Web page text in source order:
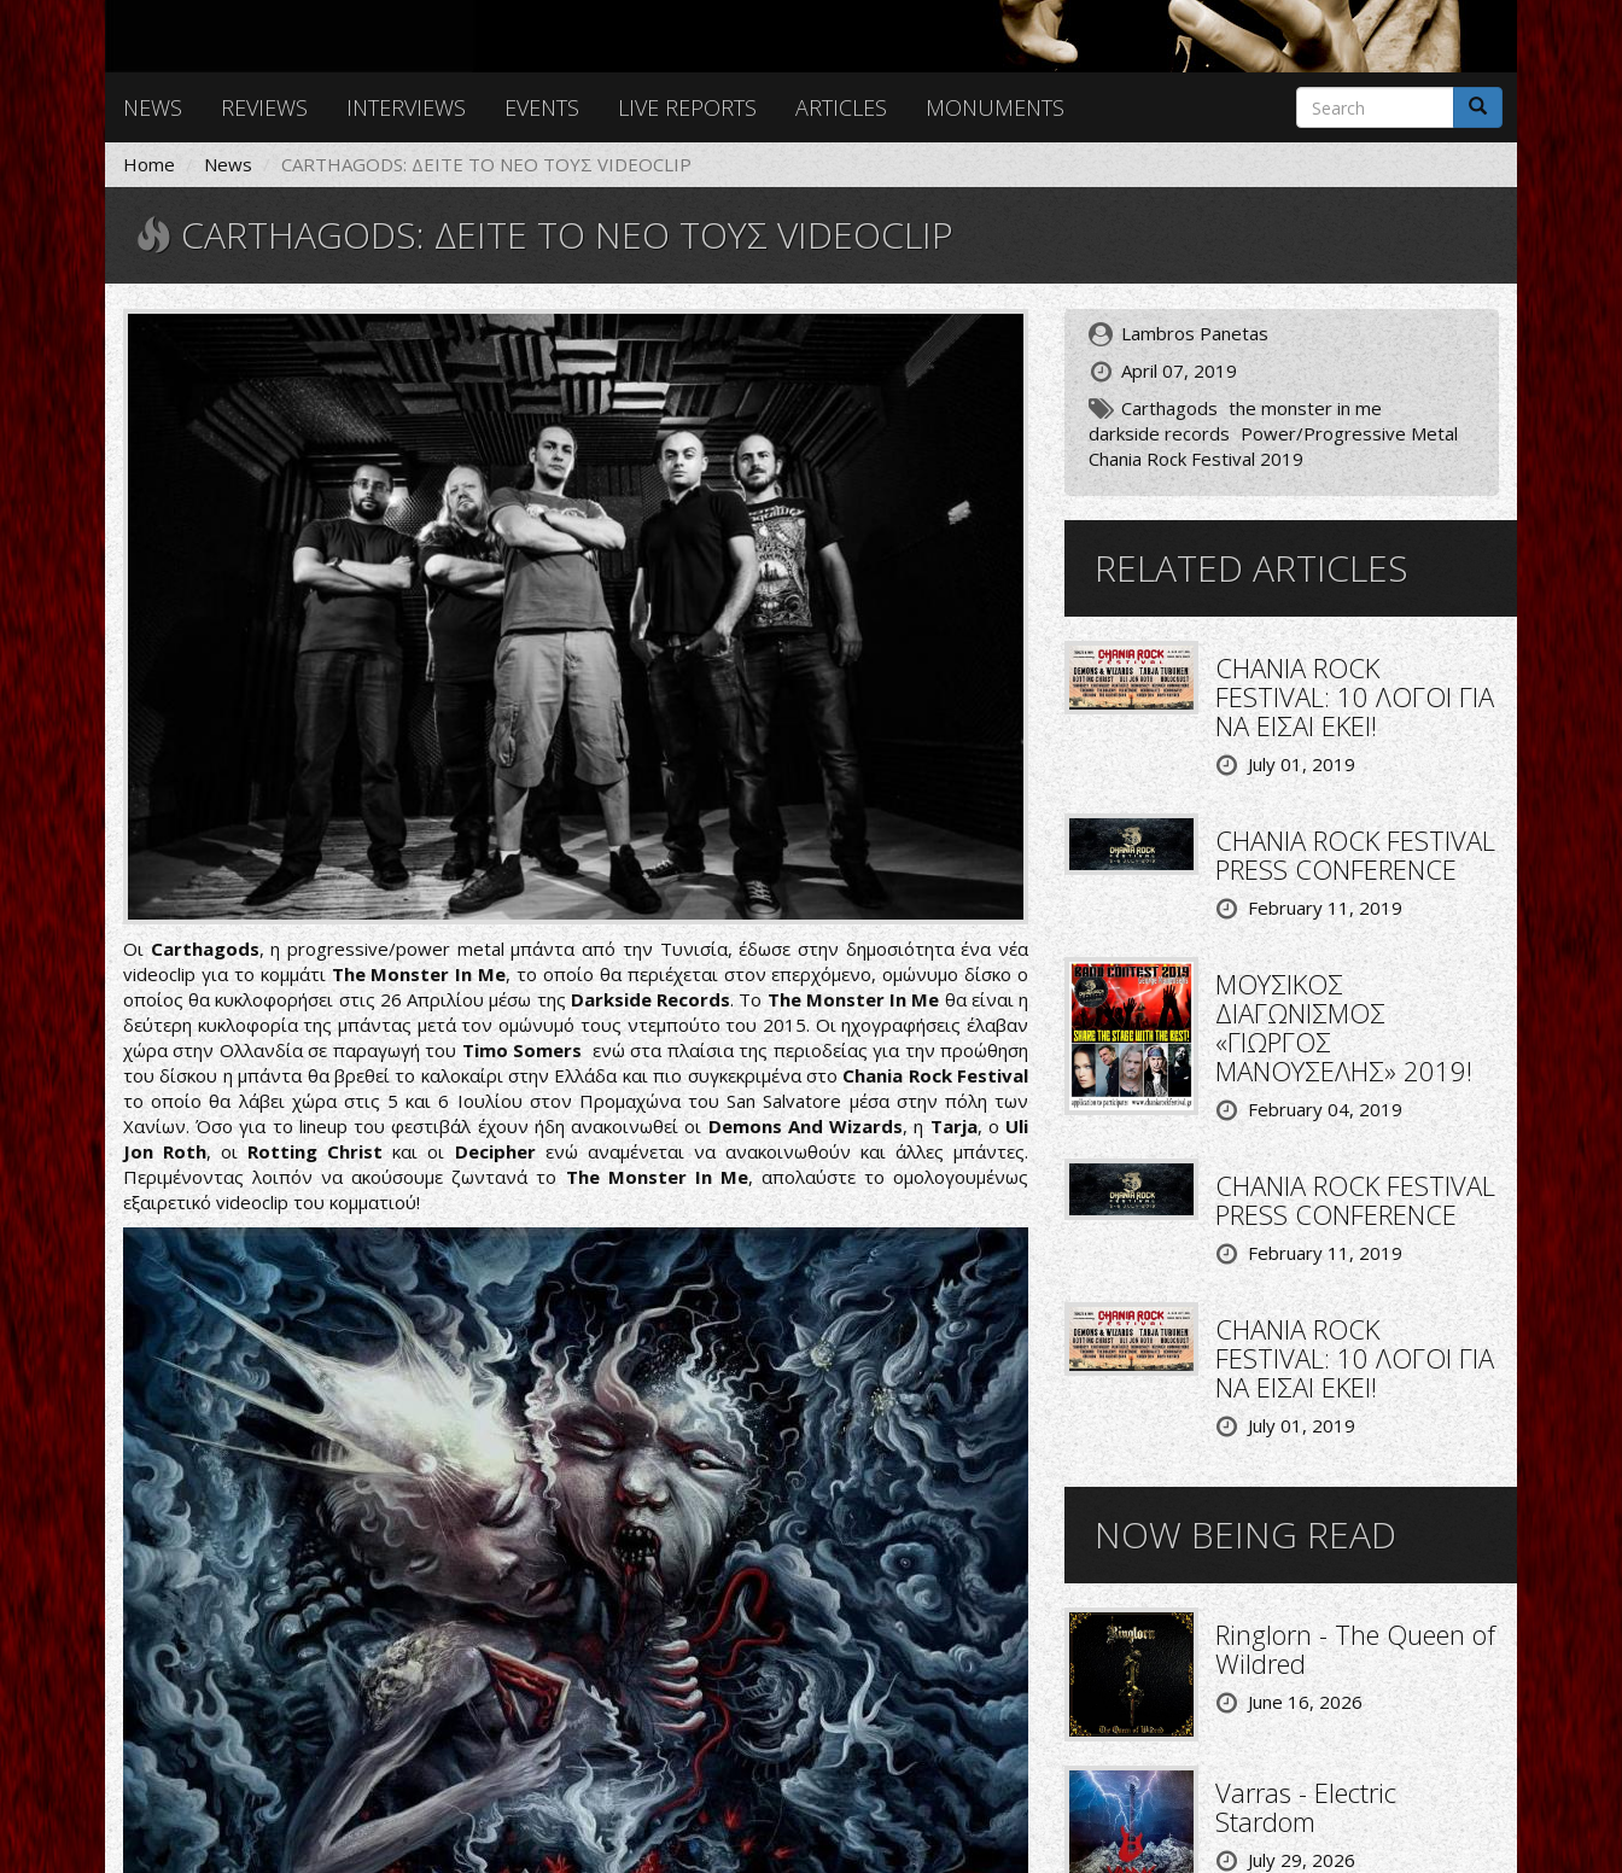
NEWS REVIEWS INTERVIEWS EVENTS LIVE REPORTS ARTICLES MONUMENTS
Search
form
Search
Home News CARTHAGODS: ΔΕΙΤΕ ΤΟ ΝΕΟ ΤΟΥΣ VIDEOCLIP
CARTHAGODS: ΔΕΙΤΕ ΤΟ ΝΕΟ ΤΟΥΣ VIDEOCLIP
Carthagods-
wpcf_960x650.jpg
ΟιCarthagods, η progressive/power metal μπάντα από την Τυνισία, έδωσε στην δημοσιότητα ένα νέα
videoclip για το κομμάτιThe Monster In Me, το οποίο θα περιέχεται στον επερχόμενο, ομώνυμο δίσκο ο
οποίος θα κυκλοφορήσει στις 26 Απριλίου μέσω τηςDarkside Records. ΤοThe Monster In Me θα είναι η
δεύτερη κυκλοφορία της μπάντας μετά τον ομώνυμό τους ντεμπούτο του 2015. Οι ηχογραφήσεις έλαβαν
χώρα στην Ολλανδία σε παραγωγή του Timo Somersενώ στα πλαίσια της περιοδείας για την προώθηση
του δίσκου η μπάντα θα βρεθεί το καλοκαίρι στην Ελλάδα και πιο συγκεκριμένα στο Chania Rock Festival
το οποίο θα λάβει χώρα στις 5 και 6 Ιουλίου στον Προμαχώνα του San Salvatore μέσα στην πόλη των
Χανίων. Όσο για τo lineup του φεστιβάλ έχουν ήδη ανακοινωθεί οι Demons And Wizards, ηTarja, οUli
Jon Roth, οι Rotting Christκαι οι Decipherενώ αναμένεται να ανακοινωθούν και άλλες μπάντες.
Περιμένοντας λοιπόν να ακούσουμε ζωντανά τοThe Monster In Me, απολαύστε το ομολογουμένως
εξαιρετικό videoclip του κομματιού!
Lambros Panetas
April 07, 2019
Carthagods the monster in me
darkside records Power/Progressive Metal
Chania Rock Festival 2019
RELATED ARTICLES
CHANIA ROCK
FESTIVAL: 10 ΛΟΓΟΙ ΓΙΑ
ΝΑ ΕΙΣΑΙ ΕΚΕΙ!
July 01, 2019
CHANIA ROCK FESTIVAL
PRESS CONFERENCE
February 11, 2019
ΜΟΥΣΙΚΟΣ
ΔΙΑΓΩΝΙΣΜΟΣ
«ΓΙΩΡΓΟΣ
ΜΑΝΟΥΣΕΛΗΣ» 2019!
February 04, 2019
CHANIA ROCK FESTIVAL
PRESS CONFERENCE
February 11, 2019
CHANIA ROCK
FESTIVAL: 10 ΛΟΓΟΙ ΓΙΑ
ΝΑ ΕΙΣΑΙ ΕΚΕΙ!
July 01, 2019
NOW BEING READ
Ringlorn - The Queen of
Wildred
June 16, 2026
Varras - Electric
Stardom
July 29, 2026